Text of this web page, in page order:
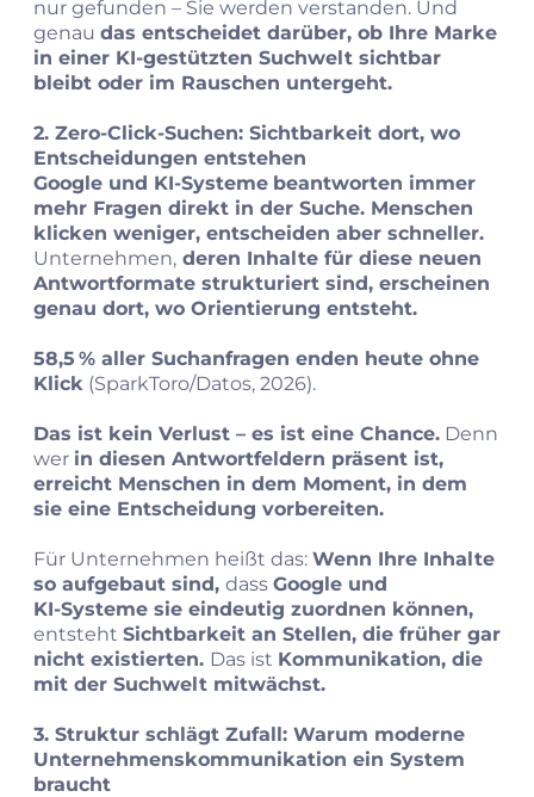
nur gefunden – Sie werden verstanden. Und
genau das entscheidet darüber, ob Ihre Marke
in einer KI‑gestützten Suchwelt sichtbar
bleibt oder im Rauschen untergeht.
2. Zero‑Click‑Suchen: Sichtbarkeit dort, wo
Entscheidungen entstehen
Google und KI‑Systeme beantworten immer
mehr Fragen direkt in der Suche. Menschen
klicken weniger, entscheiden aber schneller.
Unternehmen, deren Inhalte für diese neuen
Antwortformate strukturiert sind, erscheinen
genau dort, wo Orientierung entsteht.
58,5 % aller Suchanfragen enden heute ohne
Klick (SparkToro/Datos, 2026).
Das ist kein Verlust – es ist eine Chance. Denn
wer in diesen Antwortfeldern präsent ist,
erreicht Menschen in dem Moment, in dem
sie eine Entscheidung vorbereiten.
Für Unternehmen heißt das: Wenn Ihre Inhalte
so aufgebaut sind, dass Google und
KI‑Systeme sie eindeutig zuordnen können,
entsteht Sichtbarkeit an Stellen, die früher gar
nicht existierten. Das ist Kommunikation, die
mit der Suchwelt mitwächst.
3. Struktur schlägt Zufall: Warum moderne
Unternehmenskommunikation ein System
braucht